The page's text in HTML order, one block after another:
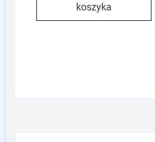
koszyka